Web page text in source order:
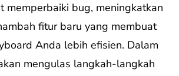
memperbaiki bug, meningkatkan
fitur baru yang membuat
Anda lebih efisien. Dalam
mengulas langkah-langkah